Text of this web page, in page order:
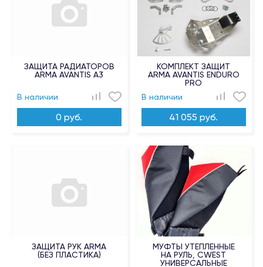
ЗАЩИТА РАДИАТОРОВ
ARMA AVANTIS A3
В наличии
0 руб.
КОМПЛЕКТ ЗАЩИТ
ARMA AVANTIS ENDURO
PRO
В наличии
41 055 руб.
ЗАЩИТА РУК ARMA
(БЕЗ ПЛАСТИКА)
МУФТЫ УТЕПЛЕННЫЕ
НА РУЛЬ, CWEST
УНИВЕРСАЛЬНЫЕ